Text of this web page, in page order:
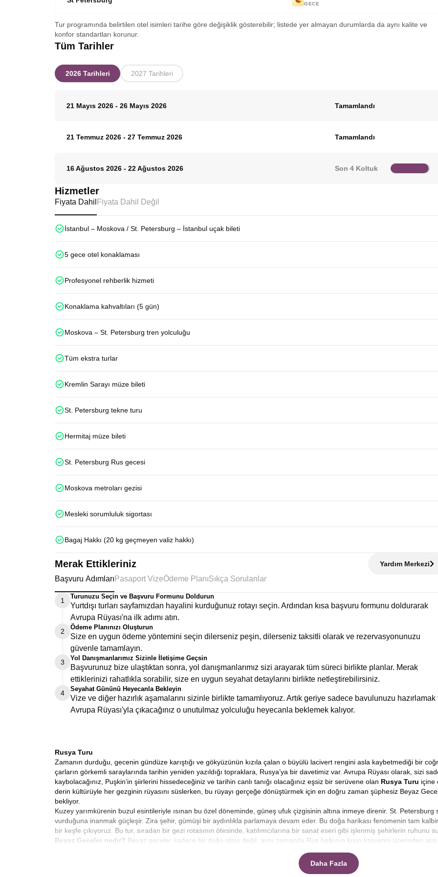
GECE
Tur programında belirtilen otel isimleri tarihe göre değişiklik gösterebilir; listede yer almayan durumlarda da aynı kalite ve
konfor standartları korunur.
Tüm Tarihler
2026 Tarihleri 2027 Tarihleri
21 Mayıs 2026 - 26 Mayıs 2026 Tamamlandı
21 Temmuz 2026 - 27 Temmuz 2026 Tamamlandı
16 Ağustos 2026 - 22 Ağustos 2026 Son 4 Koltuk
Hizmetler
Fiyata Dahil Fiyata Dahil Değil
İstanbul – Moskova / St. Petersburg – İstanbul uçak bileti
5 gece otel konaklaması
Profesyonel rehberlik hizmeti
Konaklama kahvaltıları (5 gün)
Moskova – St. Petersburg tren yolculuğu
Tüm ekstra turlar
Kremlin Sarayı müze bileti
St. Petersburg tekne turu
Hermitaj müze bileti
St. Petersburg Rus gecesi
Moskova metroları gezisi
Mesleki sorumluluk sigortası
Bagaj Hakkı (20 kg geçmeyen valiz hakkı)
Merak Ettikleriniz Yardım Merkezi
Başvuru Adımları Pasaport VizeÖdeme Planı Sıkça Sorulanlar
1
Turunuzu Seçin ve Başvuru Formunu Doldurun
Yurtdışı turları sayfamızdan hayalini kurduğunuz rotayı seçin. Ardından kısa başvuru formunu doldurarak
Avrupa Rüyası'na ilk adımı atın.
2
Ödeme Planınızı Oluşturun
Size en uygun ödeme yöntemini seçin dilerseniz peşin, dilerseniz taksitli olarak ve rezervasyonunuzu
güvenle tamamlayın.
3
Yol Danışmanlarımız Sizinle İletişime Geçsin
Başvurunuz bize ulaştıktan sonra, yol danışmanlarımız sizi arayarak tüm süreci birlikte planlar. Merak
ettiklerinizi rahatlıkla sorabilir, size en uygun seyahat detaylarını birlikte netleştirebilirsiniz.
4
Seyahat Gününü Heyecanla Bekleyin
Vize ve diğer hazırlık aşamalarını sizinle birlikte tamamlıyoruz. Artık geriye sadece bavulunuzu hazırlamak
Avrupa Rüyası'yla çıkacağınız o unutulmaz yolculuğu heyecanla beklemek kalıyor.
Rusya Turu
Zamanın durduğu, gecenin gündüze karıştığı ve gökyüzünün kızıla çalan o büyülü lacivert rengini asla kaybetmediği bir
çarların görkemli saraylarında tarihin yeniden yazıldığı topraklara, Rusya’ya bir davetimiz var. Avrupa Rüyası olarak, sizi
kaybolacağınız, Puşkin’in şiirlerini hissedeceğiniz ve tarihin canlı tanığı olacağınız eşsiz bir serüvene olan Rusya Turu içine
derin kültürüyle her gezginin rüyasını süslerken, bu rüyayı gerçeğe dönüştürmek için en doğru zaman şüphesiz Beyaz
bekliyor.
Kuzey yarımkürenin buzul esintileriyle ısınan bu özel döneminde, güneş ufuk çizgisinin altına inmeye direnir. St. Petersburg
vurduğuna inanmak güçleşir. Zira şehir, gümüşi bir aydınlıkla parlamaya devam eder. Bu doğa harikası fenomenin tam
bir keşfe çıkıyoruz. Bu tur, sıradan bir gezi rotasının ötesinde, katılımcılarına bir sanat eseri gibi işlenmiş şehirlerin ruhunu
Beyaz Geceler nedir? Beyaz geceler sadece bir doğa olayı değil, aynı zamanda Rus halkının kışın kasvetini üzerinden
bürünür. Bizler de bu enerjiyi en konforlu şekilde deneyimlemeniz için rotamızı titizlikle oluşturduk.
Daha Fazla